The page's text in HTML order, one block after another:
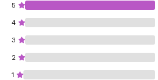
5
4
3
2
1